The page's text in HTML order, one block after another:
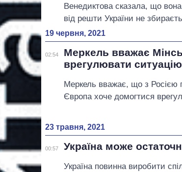
Венедиктова сказала, що
від решти України не
19 червня, 2021
02:54
Меркель вважає
врегулювати
Меркель вважає, що з Росією
Європа хоче домогтися
23 травня, 2021
00:57 Україна може
Україна повинна виробити